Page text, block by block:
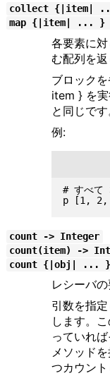
collect {|item|
map {|item| ... }
各要素に
む配列を返
ブロック
item } を
と同じです
例:
# すべて
count -> Integer
count(item) ->
count {|obj| ... }
レシーバの
引数を指
します。
っていれ
メソッド
つカウント